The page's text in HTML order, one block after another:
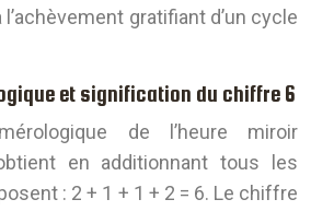
l’achèvement gratifiant d’un cycle
et signification du chiffre 6
de l’heure miroir
en additionnant tous les
: 2 + 1 + 1 + 2 = 6. Le chiffre